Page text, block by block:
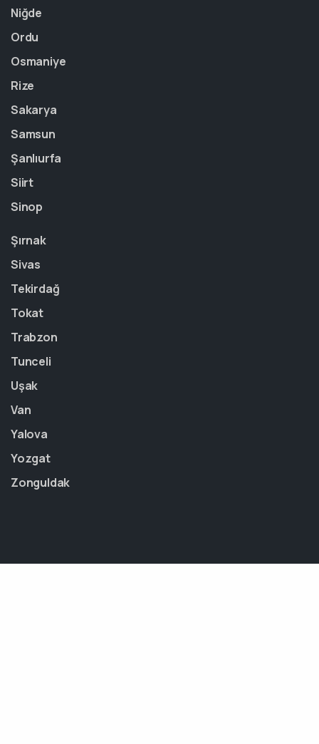
Niğde
Ordu
Osmaniye
Rize
Sakarya
Samsun
Şanlıurfa
Siirt
Sinop
Şırnak
Sivas
Tekirdağ
Tokat
Trabzon
Tunceli
Uşak
Van
Yalova
Yozgat
Zonguldak